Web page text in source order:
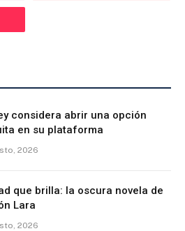
considera abrir una opción
en su plataforma
2026
que brilla: la oscura novela de
Lara
2026